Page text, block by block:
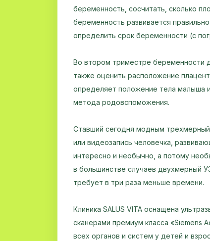
беременность, сосчитать, сколько
беременность развивается
определить срок беременности (с
Во втором триместре беременности
также оценить расположение
определяет положение тела малыша
метода родовспоможения.
Ставший сегодня модным трехмерный
или видеозапись человечка,
интересно и необычно, а потому
в большинстве случаев двухмерный
требует в три раза меньше времени.
Клиника SALUS VITA оснащена
сканерами премиум класса «Siemens
всех органов и систем у детей и